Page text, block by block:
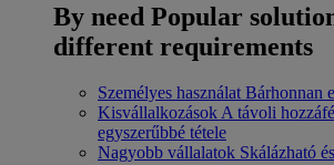
By need Popular
different requirements
Személyes használat Bárhonnan
KisvállalkozásokA távoli
egyszerűbbé tétele
Nagyobb vállalatok Skálázható